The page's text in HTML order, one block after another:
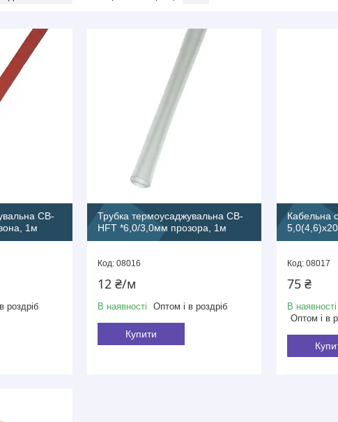
CB-
1м
роздріб
Трубка термоусаджувальна CB-
HFT *6,0/3,0мм прозора, 1м
08016
12 ₴/м
В наявності Оптом і в роздріб
Купити
Кабельна
08017
75 ₴
В
Оптом і в